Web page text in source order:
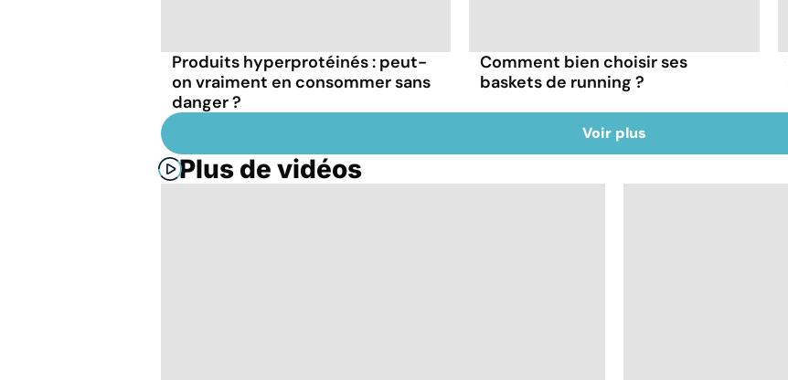
Produits hyperprotéinés : peut-
on vraiment en consommer sans
danger ?
Comment bien choisir ses
baskets de running ?
Voir plus
Plus de vidéos